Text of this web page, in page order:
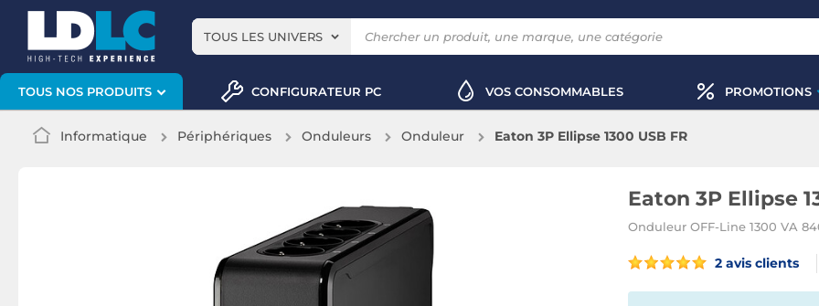
TOUS LES UNIVERS
TOUS NOS PRODUITS CONFIGURATEUR PC VOS CONSOMMABLES PROMOTIONS
Informatique Périphériques Onduleurs Onduleur Eaton 3P Ellipse 1300 USB FR
Eaton 3P Ellipse
Onduleur OFF-Line 1300 VA
2 avis clients